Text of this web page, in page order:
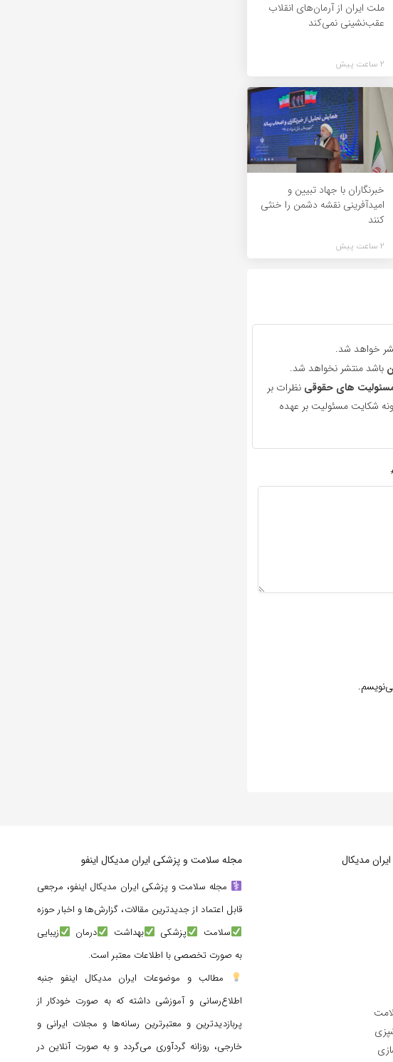
ملت ایران از آرمان‌های انقلاب
عقب‌نشینی نمی‌کند
2 ساعت پیش
خبرنگاران با جهاد تبیین و
امیدآفرینی نقشه دشمن را خنثی
کنند
2 ساعت پیش
خواهد شد.
باشد منتشر نخواهد شد.
های حقوقی نظرات بر
شکایت مسئولیت بر عهده
مدیکال
مجله سلامت و پزشکی ایران مدیکال اینفو
مجله سلامت و پزشکی ایران مدیکال اینفو، مرجعی
قابل اعتماد از جدیدترین مقالات، گزارش‌ها و اخبار حوزه
سلامت
پزشکی بهداشت درمان
زیبایی
به صورت تخصصی با اطلاعات معتبر است.
مطالب و موضوعات ایران مدیکال اینفو جنبه
اطلاع‌رسانی و آموزشی داشته که به صورت خودکار از
پربازدیدترین و معتبرترین رسانه‌ها و مجلات ایرانی و
خارجی، روزانه گردآوری می‌گردد و به صورت آنلاین در